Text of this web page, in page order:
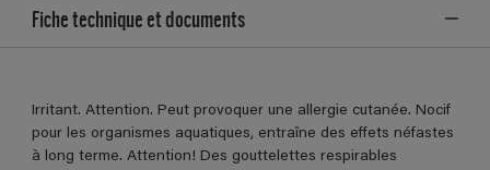
Fiche technique et documents
Irritant. Attention. Peut provoquer une allergie cutanée. Nocif
pour les organismes aquatiques, entraîne des effets néfastes
à long terme. Attention! Des gouttelettes respirables